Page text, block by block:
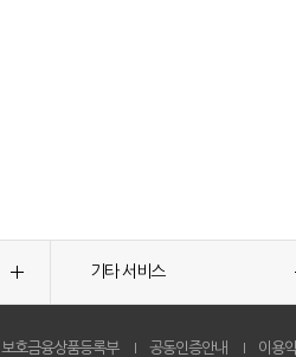
기타 서비스
보호금융상품등록부 공동인증안내 이용